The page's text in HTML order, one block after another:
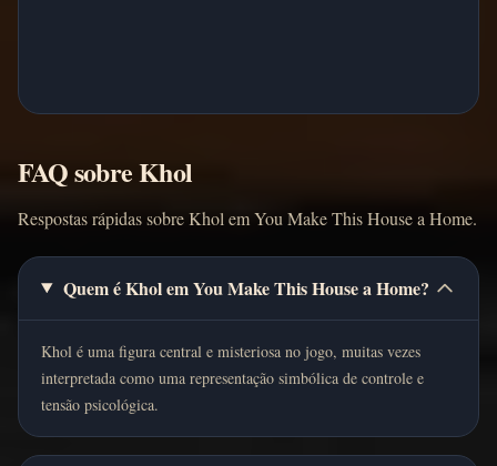
FAQ sobre Khol
Respostas rápidas sobre Khol em You Make This House a Home.
Quem é Khol em You Make This House a Home?
Khol é uma figura central e misteriosa no jogo, muitas vezes
interpretada como uma representação simbólica de controle e
tensão psicológica.